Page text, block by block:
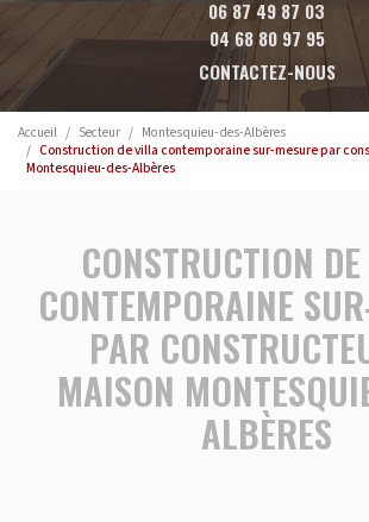
06 87 49 87 03
04 68 80 97 95
CONTACTEZ-NOUS
Accueil Secteur
Montesquieu-des-Albères
Construction de villa contemporaine sur-mesure par
Montesquieu-des-Albères
CONSTRUCTION
CONTEMPORAINE
PAR
MAISON
ALBÈRES